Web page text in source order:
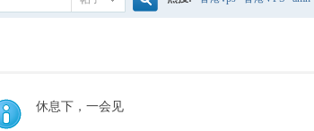
休息下，一会见